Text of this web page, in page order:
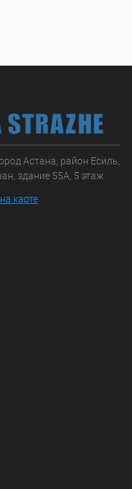
Астана, район Есиль,
здание 55А, 5 этаж
карте